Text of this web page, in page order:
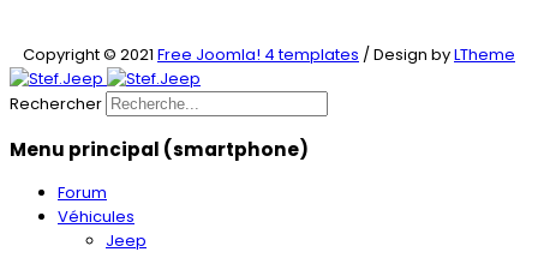
Copyright © 2021 Free Joomla! 4 templates / Design byLTheme
Rechercher
Menu principal (smartphone)
Forum
Véhicules
Jeep